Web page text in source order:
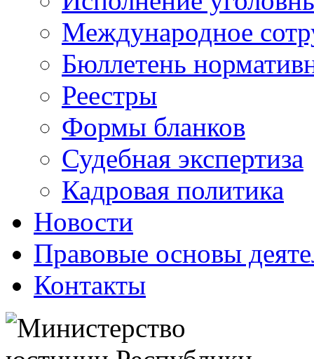
Международное
Бюллетень
Реестры
Формы бланков
Судебная экспертиза
Кадровая политика
Новости
Правовые основы
Контакты